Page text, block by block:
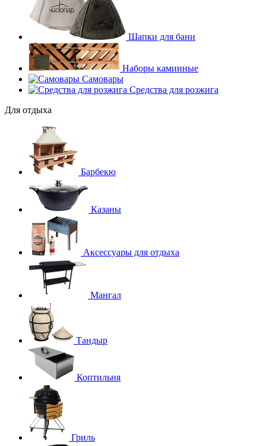
Шапки для бани
Наборы каминные
Самовары
Средства для розжига
Для отдыха
Барбекю
Казаны
Аксессуары для отдыха
Мангал
Тандыр
Коптильня
Гриль